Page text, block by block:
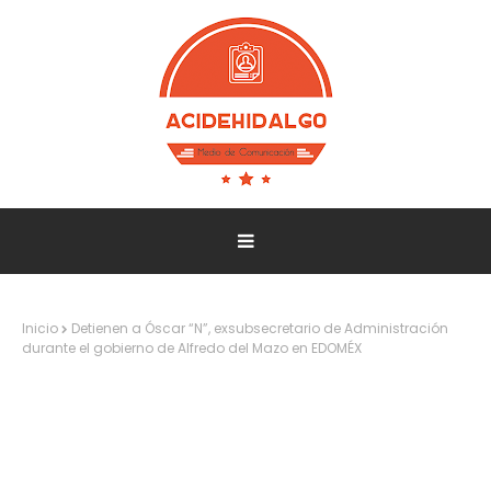
Inicio
Detienen a Óscar “N”, exsubsecretario de Administración
durante el gobierno de Alfredo del Mazo en EDOMÉX